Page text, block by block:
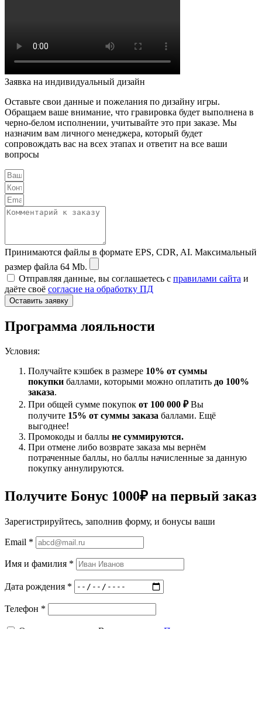
Заявка на индивидуальный дизайн
Оставьте свои данные и пожелания по дизайну игры.
Обращаем ваше внимание, что гравировка будет выполнена в
черно-белом исполнении, учитывайте это при заказе. Мы
назначим вам личного менеджера, который будет
сопровождать вас на всех этапах и ответит на все ваши
вопросы
Принимаются файлы в формате EPS, CDR, AI. Максимальный
размер файла 64 Mb.
Отправляя данные, вы соглашаетесь с правилами сайта и
даёте своё согласие на обработку ПД
Оставить заявку
Программа лояльности
Условия:
Получайте кэшбек в размере 10% от суммы
покупки баллами, которыми можно оплатить до 100%
заказа.
При общей сумме покупок от 100 000 ₽Вы
получите 15% от суммы заказа баллами. Ещё
выгоднее!
Промокоды и баллы не суммируются.
При отмене либо возврате заказа мы вернём
потраченные баллы, но баллы начисленные за данную
покупку аннулируются.
Получите Бонус 1000₽ на первый заказ
Зарегистрируйтесь, заполнив форму, и бонусы ваши
Email *
Имя и фамилия *
Дата рождения *
Телефон *
Отправляя данные, Вы принимаете Пользовательское